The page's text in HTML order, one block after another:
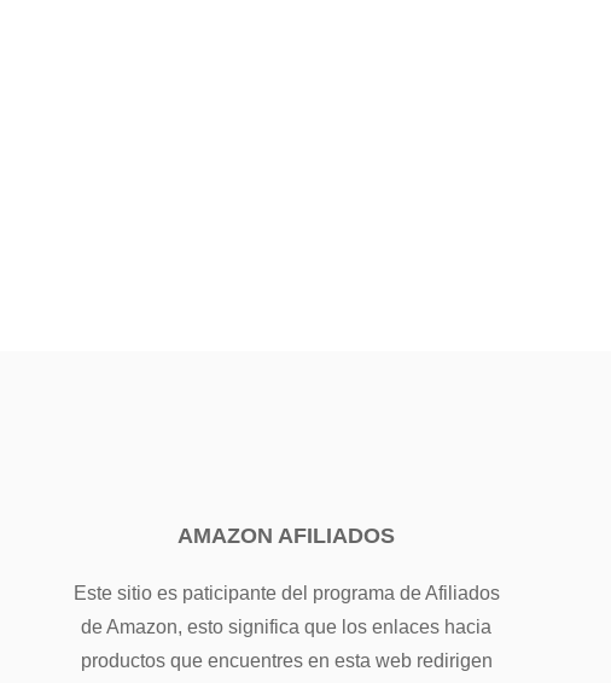
AMAZON AFILIADOS
Este sitio es paticipante del programa de Afiliados
de Amazon, esto significa que los enlaces hacia
productos que encuentres en esta web redirigen